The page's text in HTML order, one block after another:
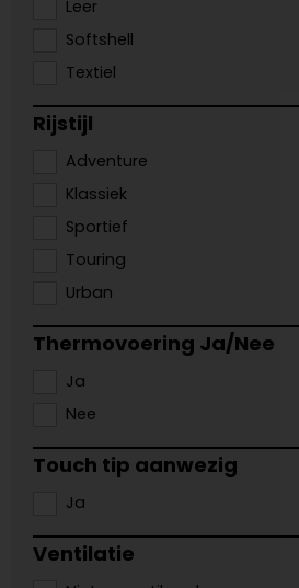
Leer
Softshell
Textiel
Rijstijl
Adventure
Klassiek
Sportief
Touring
Urban
Thermovoering Ja/Nee
Ja
Nee
Touch tip aanwezig
Ja
Ventilatie